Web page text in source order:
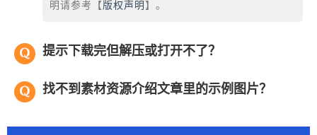
明请参考【 版权声明 】。
提示下载完但解压或打开不了？
找不到素材资源介绍文章里的示例图片？